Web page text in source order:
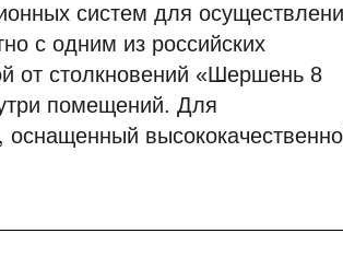
систем для
с одним из российских
от столкновений «Шершень 8
помещений. Для
оснащенный